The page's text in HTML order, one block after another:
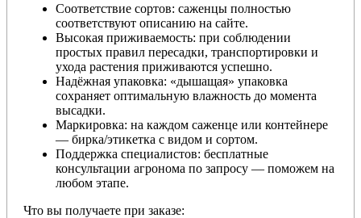
Соответствие сортов: саженцы полностью
соответствуют описанию на сайте.
Высокая приживаемость: при соблюдении
простых правил пересадки, транспортировки и
ухода растения приживаются успешно.
Надёжная упаковка: «дышащая» упаковка
сохраняет оптимальную влажность до момента
высадки.
Маркировка: на каждом саженце или контейнере
— бирка/этикетка с видом и сортом.
Поддержка специалистов: бесплатные
консультации агронома по запросу — поможем на
любом этапе.
Что вы получаете при заказе: